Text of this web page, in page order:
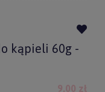
kąpieli 60g -
9,00 zł